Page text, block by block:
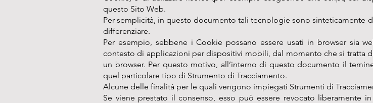
questo Sito Web.
Per semplicità, in questo documento tali tecnologie sono sinteticamente
differenziare.
Per esempio, sebbene i Cookie possano essere usati in browser sia
contesto di applicazioni per dispositivi mobili, dal momento che si tratta
un browser. Per questo motivo, all’interno di questo documento il
quel particolare tipo di Strumento di Tracciamento.
Alcune delle finalità per le quali vengono impiegati Strumenti di
Se viene prestato il consenso, esso può essere revocato liberamente